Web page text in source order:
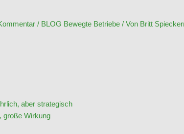
/ BLOG Bewegte Betriebe/ Von Britt
aber strategisch
große Wirkung